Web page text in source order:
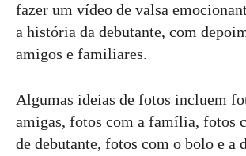
fazer um vídeo de valsa
a história da debutante, com
amigos e familiares.
Algumas ideias de fotos incluem
amigas, fotos com a família, fotos
de debutante, fotos com o bolo e a